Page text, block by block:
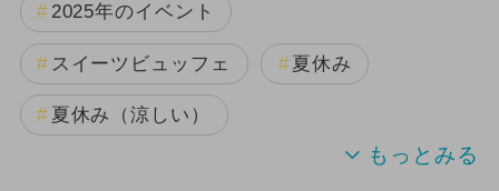
2025年のイベント
スイーツビュッフェ 夏休み
夏休み（涼しい）